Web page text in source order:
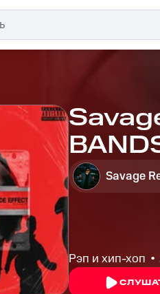
Savage
Рэп и хип-хоп